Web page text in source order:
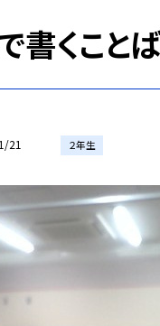
くことば
21 ２年生